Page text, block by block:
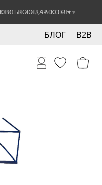
КАРТКОЮ ▼
B2B
БЛОГ